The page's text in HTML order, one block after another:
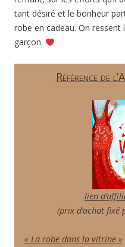
tant désiré et le bonheur
robe en cadeau. On ressent
garçon.
Référence de
lien
(prix d’achat fixé
« La robe dans la vitrine »